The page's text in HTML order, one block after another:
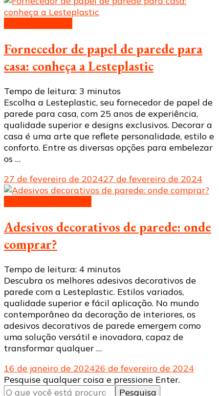
Fornecedor de papel de parede para
casa: conheça a Lesteplastic
Tempo de leitura: 3 minutos
Escolha a Lesteplastic, seu fornecedor de papel de
parede para casa, com 25 anos de experiência,
qualidade superior e designs exclusivos. Decorar a
casa é uma arte que reflete personalidade, estilo e
conforto. Entre as diversas opções para embelezar
os …
27 de fevereiro de 202427 de fevereiro de 2024
Adesivos decorativos de parede: onde
comprar?
Tempo de leitura: 4 minutos
Descubra os melhores adesivos decorativos de
parede com a Lesteplastic. Estilos variados,
qualidade superior e fácil aplicação. No mundo
contemporâneo da decoração de interiores, os
adesivos decorativos de parede emergem como
uma solução versátil e inovadora, capaz de
transformar qualquer …
16 de janeiro de 202426 de fevereiro de 2024
Procurando
algo?
Pesquise qualquer coisa e pressione Enter.